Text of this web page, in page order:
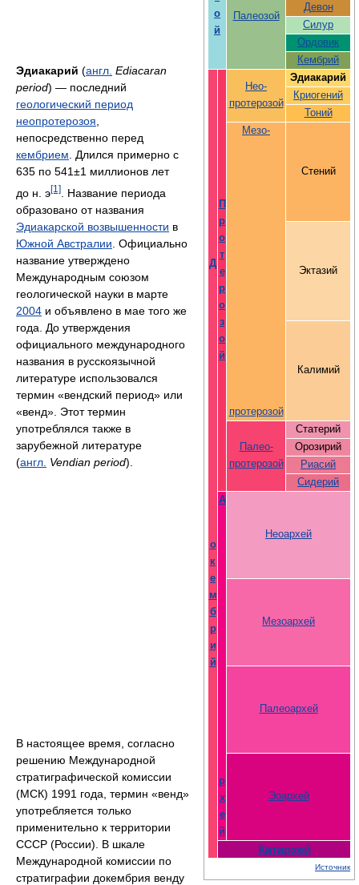
о
й
Палеозой
Девон
Силур
Ордовик
Кембрий
Д
о
к
е
м
б
р
и
й
П
р
о
т
е
р
о
з
о
й
Нео-
протерозой
Эдиакарий
Криогений
Тоний
Мезо-
протерозой
Стений
Эктазий
Калимий
Палео-
протерозой
Статерий
Орозирий
Риасий
Сидерий
А
р
х
е
й
Неоархей
Мезоархей
Палеоархей
Эоархей
Катархей
Источник
Эдиакарий (англ. Ediacaran
period) — последний
геологический период
неопротерозоя
непосредственно перед
кембрием . Длился примерно с
635 по 541±1 миллионов лет
до н. э[1]
. Название периода
образовано от названия
Эдиакарской возвышенности в
Южной Австралии . Официально
название утверждено
Международным союзом
геологической науки в марте
2004 и объявлено в мае того же
года. До утверждения
официального международного
названия в русскоязычной
литературе использовался
термин «вендский период» или
«венд». Этот термин
употреблялся также в
зарубежной литературе
(англ. Vendian period).
В настоящее время, согласно
решению Международной
стратиграфической комиссии
(МСК) 1991 года, термин «венд»
употребляется только
применительно к территории
СССР (России). В шкале
Международной комиссии по
стратиграфии докембрия венду